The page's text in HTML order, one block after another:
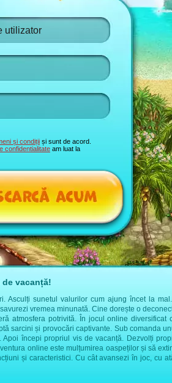
de vacanță!
Asculți sunetul valurilor cum ajung încet la
vremea minunată. Cine dorește o
atmosfera potrivită. În jocul online diversificat
sarcini și provocări captivante. Sub comanda
începi propriul vis de vacanță. Dezvolți
online este mulțumirea oaspeților și să
și caracteristici. Cu cât avansezi în joc, cu
și condițiiși sunt de acord.
confidentialitateam luat la